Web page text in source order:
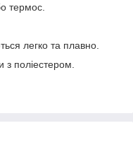
термос.
легко та плавно.
поліестером.